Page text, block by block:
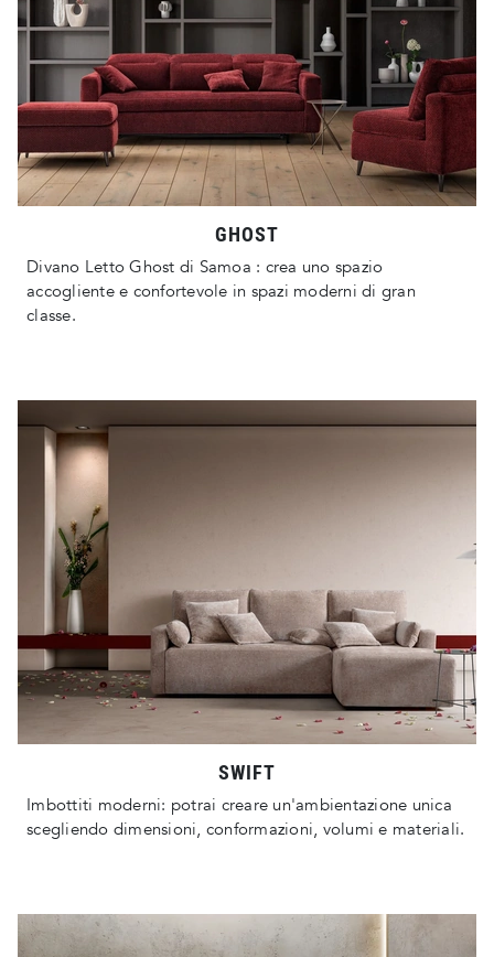
GHOST
Divano Letto Ghost di Samoa : crea uno spazio
accogliente e confortevole in spazi moderni di gran
classe.
SWIFT
Imbottiti moderni: potrai creare un'ambientazione unica
scegliendo dimensioni, conformazioni, volumi e materiali.